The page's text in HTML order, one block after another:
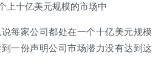
上十亿美元规模的市场中
每家公司都处在一个十亿美元规模
一份声明公司市场潜力没有达到这